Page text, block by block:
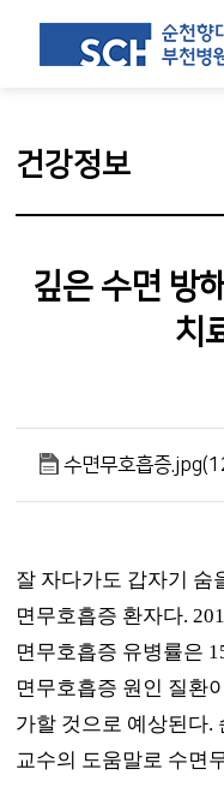
건강정보
깊은 수면 방
치
수면무호흡증
잘 자다가도 갑자기 숨
면무호흡증 환자다.
면무호흡증 유병률은
면무호흡증 원인 질환
가할 것으로 예상된다.
교수의 도움말로 수면